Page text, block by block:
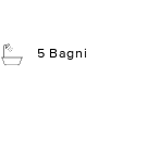
5 Bagni